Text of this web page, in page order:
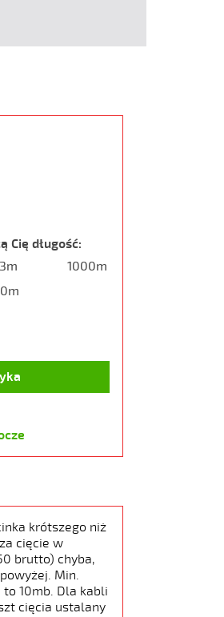
Cię długość:
1000m
krótszego niż
cięcie w
brutto) chyba,
Min.
10mb. Dla kabli
cięcia ustalany